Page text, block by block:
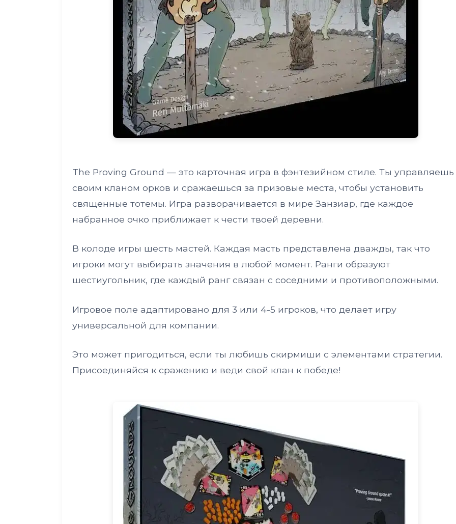
The Proving Ground — это карточная игра в фэнтезийном стиле. Ты управляешь
своим кланом орков и сражаешься за призовые места, чтобы установить
священные тотемы. Игра разворачивается в мире Занзиар, где каждое
набранное очко приближает к чести твоей деревни.
В колоде игры шесть мастей. Каждая масть представлена дважды, так что
игроки могут выбирать значения в любой момент. Ранги образуют
шестиугольник, где каждый ранг связан с соседними и противоположными.
Игровое поле адаптировано для 3 или 4-5 игроков, что делает игру
универсальной для компании.
Это может пригодиться, если ты любишь скирмиши с элементами стратегии.
Присоединяйся к сражению и веди свой клан к победе!